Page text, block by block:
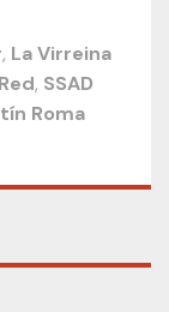
, La Virreina
, SSAD
Roma